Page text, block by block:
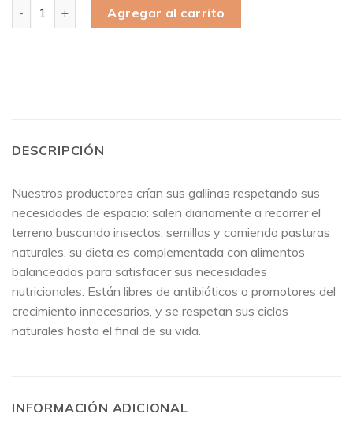
Agregar al carrito
DESCRIPCIÓN
Nuestros productores crían sus gallinas respetando sus
necesidades de espacio: salen diariamente a recorrer el
terreno buscando insectos, semillas y comiendo pasturas
naturales, su dieta es complementada con alimentos
balanceados para satisfacer sus necesidades
nutricionales. Están libres de antibióticos o promotores del
crecimiento innecesarios, y se respetan sus ciclos
naturales hasta el final de su vida.
INFORMACIÓN ADICIONAL